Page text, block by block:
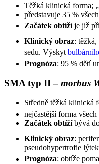
Těžká klinická forma;
představuje 35 %
Začátek obtížíje již při
Klinický obraz:
sedu. Výskyt
Prognóza: 95 % dětí
SMA typ II – morbus
Středně těžká klinická
nejčastější forma
Začátek obtížíbývá
Klinický obraz:
pseudohypertrofie
Prognóza: obtíže